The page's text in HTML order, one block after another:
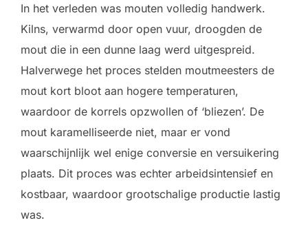
In het verleden was mouten volledig handwerk.
Kilns, verwarmd door open vuur, droogden de
mout die in een dunne laag werd uitgespreid.
Halverwege het proces stelden moutmeesters de
mout kort bloot aan hogere temperaturen,
waardoor de korrels opzwollen of ‘bliezen’. De
mout karamelliseerde niet, maar er vond
waarschijnlijk wel enige conversie en versuikering
plaats. Dit proces was echter arbeidsintensief en
kostbaar, waardoor grootschalige productie lastig
was.